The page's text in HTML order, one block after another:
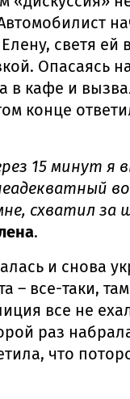
светя ей
Опасаясь
в кафе и
конце
15 минут я
схватил за
.
и снова
– все-таки,
все не
раз
что